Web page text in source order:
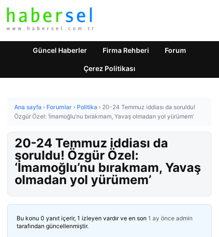
Güncel Haberler Firma Rehberi Forum
Çerez Politikası
Ana sayfa › Forumlar › Politika › 20-24 Temmuz iddiası da soruldu!
Özgür Özel: ‘İmamoğlu’nu bırakmam, Yavaş olmadan yol yürümem’
20-24 Temmuz iddiası da
soruldu! Özgür Özel:
‘İmamoğlu’nu bırakmam, Yavaş
olmadan yol yürümem’
Bu konu 0 yanıt içerir, 1 izleyen vardır ve en son 1 ay önce admin
tarafından güncellenmiştir.